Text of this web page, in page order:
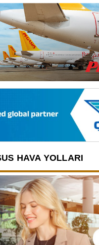
HAVA YOLLARI
Arama: